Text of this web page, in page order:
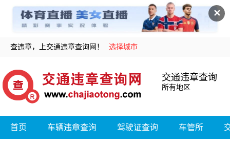
✕
查违章，上交通违章查询网！ 选择城市
交通违章查询
所有地区
首页 车辆违章查询 驾驶证查询 车管所